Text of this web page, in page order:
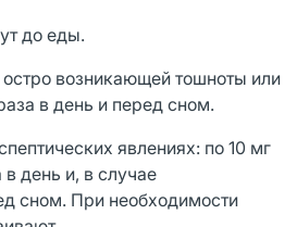
до еды.
возникающей тошноты или
в день и перед сном.
явлениях: по 10 мг
в день и, в случае
сном. При необходимости